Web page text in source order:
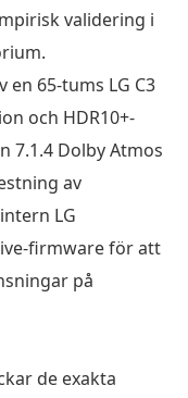
validering i
65-tums LG C3
och HDR10+-
7.1.4 Dolby Atmos
av
LG
firmware för att
på
de exakta